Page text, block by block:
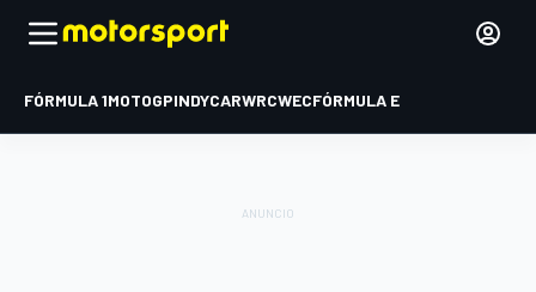
FÓRMULA 1MOTOGPINDYCARWRCWECFÓRMULA E